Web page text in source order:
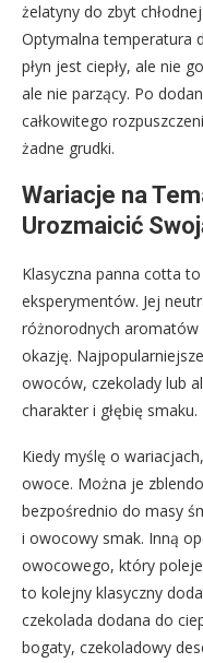
żelatyny do zbyt
Optymalna temperatura
płyn jest ciepły, ale nie
ale nie parzący. Po
całkowitego
żadne grudki.
Wariacje na
Urozmaicić
Klasyczna panna cotta
eksperymentów. Jej
różnorodnych aromatów
okazję.
owoców, czekolady lub
charakter i głębię smaku.
Kiedy myślę o
owoce. Można je
bezpośrednio do masy
i owocowy smak. Inną
owocowego, który
to kolejny klasyczny
czekolada dodana do
bogaty, czekoladowy